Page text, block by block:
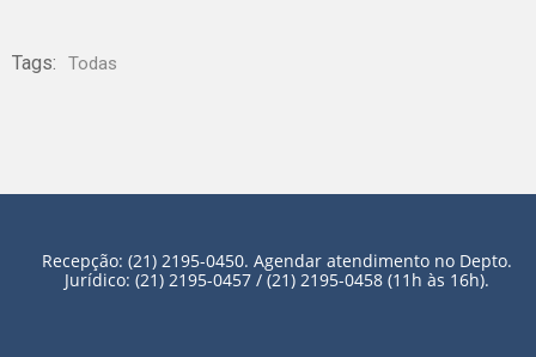
Tags: Todas
Recepção: (21) 2195-0450. Agendar atendimento no Depto.
Jurídico: (21) 2195-0457 / (21) 2195-0458 (11h às 16h).